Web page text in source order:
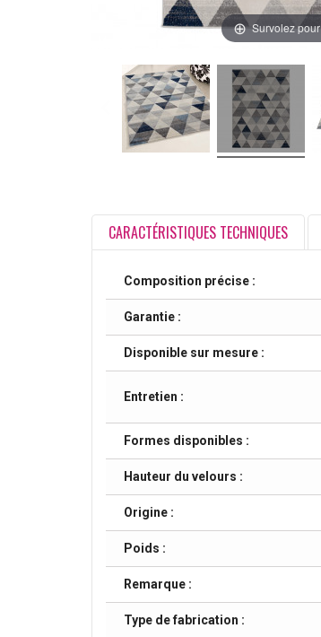
Survolez
CARACTÉRISTIQUES TECHNIQUES
Composition précise :
Garantie :
Disponible sur mesure :
Entretien :
Formes disponibles :
Hauteur du velours :
Origine :
Poids :
Remarque :
Type de fabrication :